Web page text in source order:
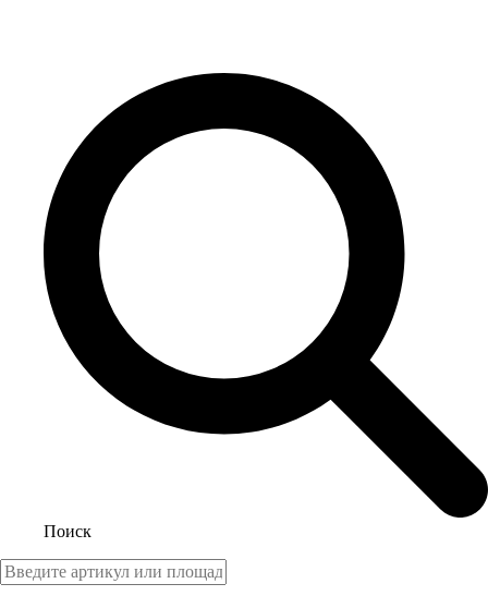
Поиск